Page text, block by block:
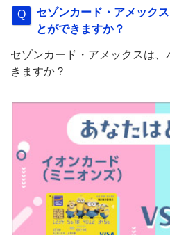
セゾンカード・アメック
とができますか？
セゾンカード・アメックスは
きますか？